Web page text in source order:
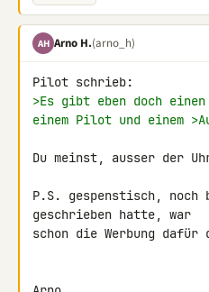
AH Arno H.(arno_h)
>Es gibt eben doch
einem Pilot und einem
Du meinst, ausser der
P.S. gespenstisch, noch
geschrieben hatte, war
schon die Werbung dafür